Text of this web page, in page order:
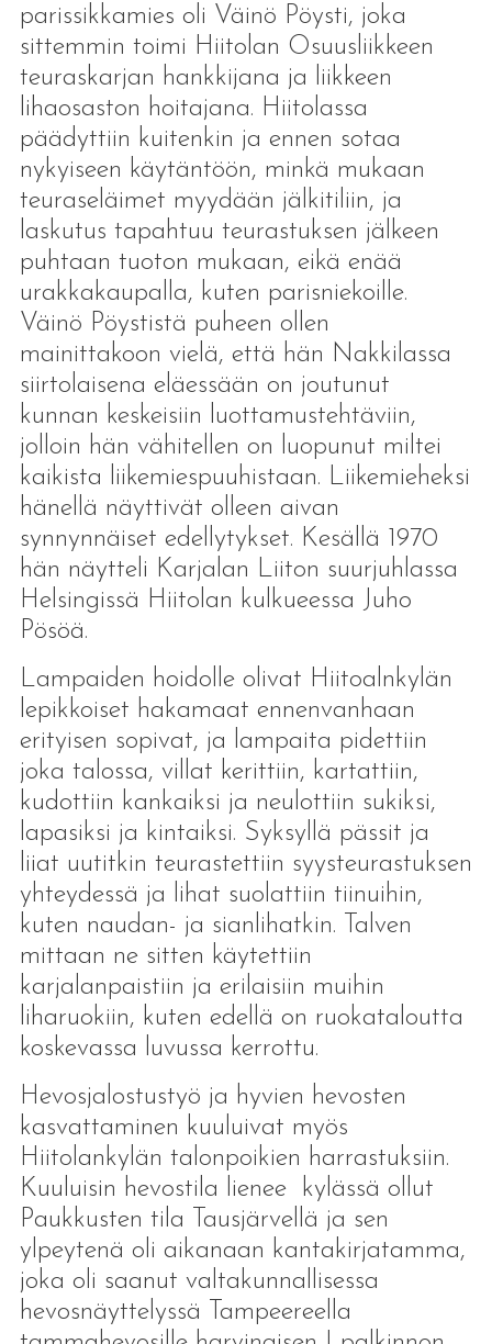
parissikkamies oli Väinö Pöysti, joka
sittemmin toimi Hiitolan Osuusliikkeen
teuraskarjan hankkijana ja liikkeen
lihaosaston hoitajana. Hiitolassa
päädyttiin kuitenkin ja ennen sotaa
nykyiseen käytäntöön, minkä mukaan
teuraseläimet myydään jälkitiliin, ja
laskutus tapahtuu teurastuksen jälkeen
puhtaan tuoton mukaan, eikä enää
urakkakaupalla, kuten parisniekoille.
Väinö Pöystistä puheen ollen
mainittakoon vielä, että hän Nakkilassa
siirtolaisena eläessään on joutunut
kunnan keskeisiin luottamustehtäviin,
jolloin hän vähitellen on luopunut miltei
kaikista liikemiespuuhistaan. Liikemieheksi
hänellä näyttivät olleen aivan
synnynnäiset edellytykset. Kesällä 1970
hän näytteli Karjalan Liiton suurjuhlassa
Helsingissä Hiitolan kulkueessa Juho
Pösöä.
Lampaiden hoidolle olivat Hiitoalnkylän
lepikkoiset hakamaat ennenvanhaan
erityisen sopivat, ja lampaita pidettiin
joka talossa, villat kerittiin, kartattiin,
kudottiin kankaiksi ja neulottiin sukiksi,
lapasiksi ja kintaiksi. Syksyllä pässit ja
liiat uutitkin teurastettiin syysteurastuksen
yhteydessä ja lihat suolattiin tiinuihin,
kuten naudan- ja sianlihatkin. Talven
mittaan ne sitten käytettiin
karjalanpaistiin ja erilaisiin muihin
liharuokiin, kuten edellä on ruokataloutta
koskevassa luvussa kerrottu.
Hevosjalostustyö ja hyvien hevosten
kasvattaminen kuuluivat myös
Hiitolankylän talonpoikien harrastuksiin.
Kuuluisin hevostila lienee kylässä ollut
Paukkusten tila Tausjärvellä ja sen
ylpeytenä oli aikanaan kantakirjatamma,
joka oli saanut valtakunnallisessa
hevosnäyttelyssä Tampeereella